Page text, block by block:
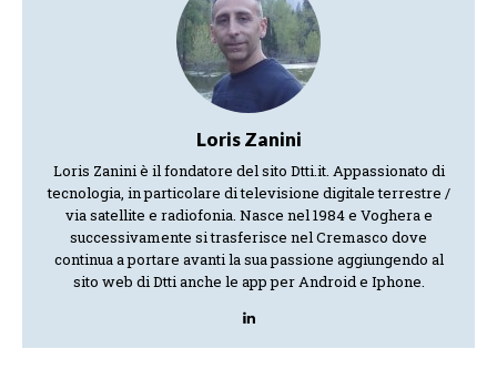
Loris Zanini
Loris Zanini è il fondatore del sito Dtti.it. Appassionato di
tecnologia, in particolare di televisione digitale terrestre /
via satellite e radiofonia. Nasce nel 1984 e Voghera e
successivamente si trasferisce nel Cremasco dove
continua a portare avanti la sua passione aggiungendo al
sito web di Dtti anche le app per Android e Iphone.